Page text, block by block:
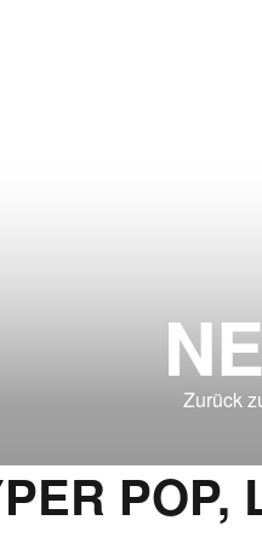
Zurück
POP,